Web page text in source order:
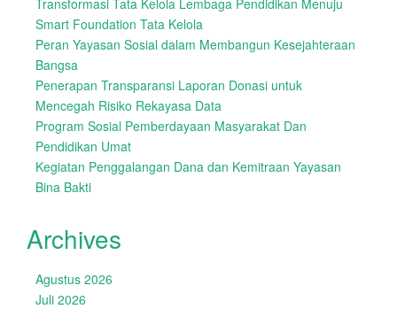
Transformasi Tata Kelola Lembaga Pendidikan Menuju
Smart Foundation Tata Kelola
Peran Yayasan Sosial dalam Membangun Kesejahteraan
Bangsa
Penerapan Transparansi Laporan Donasi untuk
Mencegah Risiko Rekayasa Data
Program Sosial Pemberdayaan Masyarakat Dan
Pendidikan Umat
Kegiatan Penggalangan Dana dan Kemitraan Yayasan
Bina Bakti
Archives
Agustus 2026
Juli 2026